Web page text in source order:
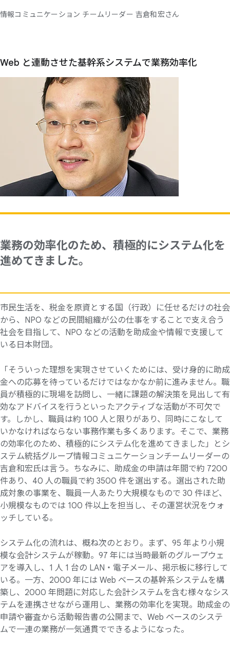
情報コミュニケーション チームリーダー 吉倉和宏さん
Web と連動させた基幹系システムで業務効率化
業務の効率化のため、積極的にシステム化を
進めてきました。
市民生活を、税金を原資とする国（行政）に任せるだけの社会
から、NPO などの民間組織が公の仕事をすることで支え合う
社会を目指して、NPO などの活動を助成金や情報で支援して
いる日本財団。
「そういった理想を実現させていくためには、受け身的に助成
金への応募を待っているだけではなかなか前に進みません。職
員が積極的に現場を訪問し、一緒に課題の解決策を見出して有
効なアドバイスを行うといったアクティブな活動が不可欠で
す。しかし、職員は約 100 人と限りがあり、同時にこなして
いかなければならない事務作業も多くあります。そこで、業務
の効率化のため、積極的にシステム化を進めてきました」とシ
ステム統括グループ情報コミュニケーションチームリーダーの
吉倉和宏氏は言う。ちなみに、助成金の申請は年間で約 7200
件あり、40 人の職員で約 3500 件を選出する。選出された助
成対象の事業を、職員一人あたり大規模なもので 30 件ほど、
小規模なものでは 100 件以上を担当し、その運営状況をウォ
ッチしている。
システム化の流れは、概ね次のとおり。まず、95 年より小規
模な会計システムが稼動。97 年には当時最新のグループウェ
アを導入し、1 人 1 台の LAN・電子メール、掲示板に移行して
いる。一方、2000 年には Web ベースの基幹系システムを構
築し、2000 年問題に対応した会計システムを含む様々なシス
テムを連携させながら運用し、業務の効率化を実現。助成金の
申請や審査から活動報告書の公開まで、Web ベースのシステ
ムで一連の業務が一気通貫でできるようになった。